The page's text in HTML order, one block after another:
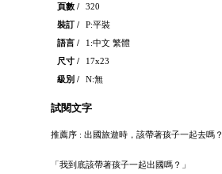
頁數 /
320
裝訂 /
P:平裝
語言 /
1:中文 繁體
尺寸 /
17x23
級別 /
N:無
試閱文字
推薦序 : 出國旅遊時，該帶著孩子一起去嗎？
「我到底該帶著孩子一起出國嗎？」